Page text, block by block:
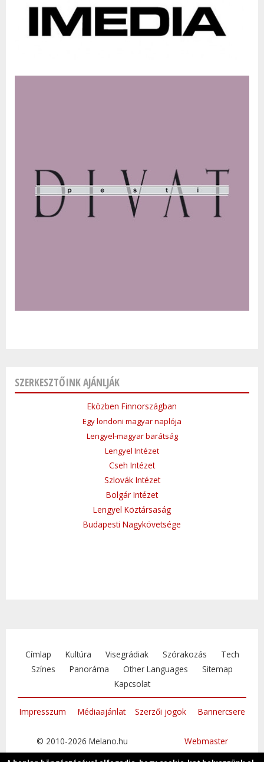
SZERKESZTŐINK AJÁNLJÁK
Eközben Finnországban
Egy londoni magyar naplója
Lengyel-magyar barátság
Lengyel Intézet
Cseh Intézet
Szlovák Intézet
Bolgár Intézet
Lengyel Köztársaság
Budapesti Nagykövetsége
Címlap Kultúra Visegrádiak Szórakozás
Tech
Színes
Panoráma Other Languages
Sitemap
Kapcsolat
Impresszum Médiaajánlat Szerzői jogok Bannercsere
© 2010-2026 Melano.hu Webmaster